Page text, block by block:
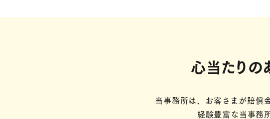
心当たりの
当事務所は、お客さまが賠償
経験豊富な当事務